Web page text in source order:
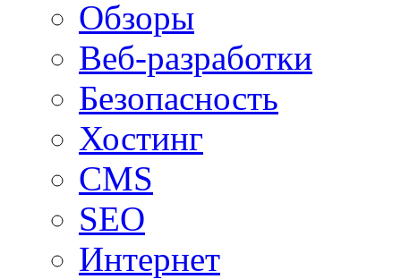
Обзоры
Веб-разработки
Безопасность
Хостинг
CMS
SEO
Интернет